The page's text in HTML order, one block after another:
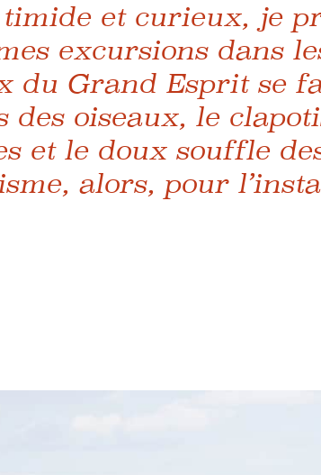
et curieux, je
excursions dans
du Grand Esprit se
des oiseaux, le
et le doux souffle
alors, pour